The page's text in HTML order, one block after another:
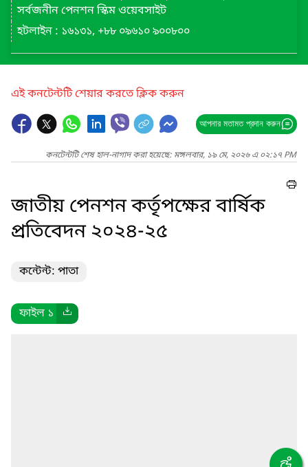
সর্বজনীন পেনশন স্কিম ওয়েবসাইট
হটলাইন : ১৬১৩১, +৮৮ ০৯৬১০ ৯০০৮০০
এই কনটেন্টটি শেয়ার করতে ক্লিক করুন
আপনার মতামত প্রদান করুন
কনটেন্টটি শেষ হাল-নাগাদ করা হয়েছে: মঙ্গলবার, ১৯ মে, ২০২৬ এ ০২:১৭ PM
জাতীয় পেনশন কর্তৃপক্ষের বার্ষিক
প্রতিবেদন ২০২৪-২৫
কন্টেন্ট: পাতা
ফাইল ১